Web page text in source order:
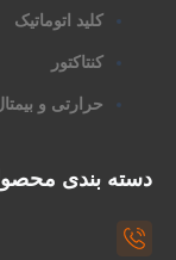
کلید اتوماتیک
کنتاکتور
حرارتی و بیمتال
بندی